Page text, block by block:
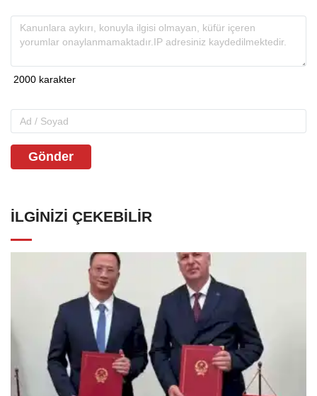
Gönder
İLGINIZI ÇEKEBILIR